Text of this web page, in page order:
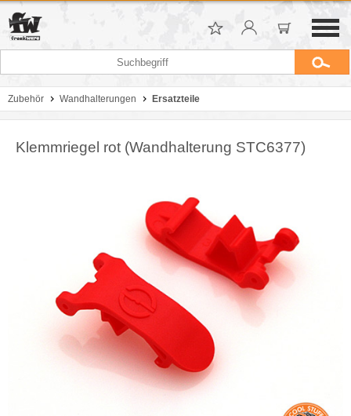
Zubehör Wandhalterungen Ersatzteile
Klemmriegel rot (Wandhalterung STC6377)